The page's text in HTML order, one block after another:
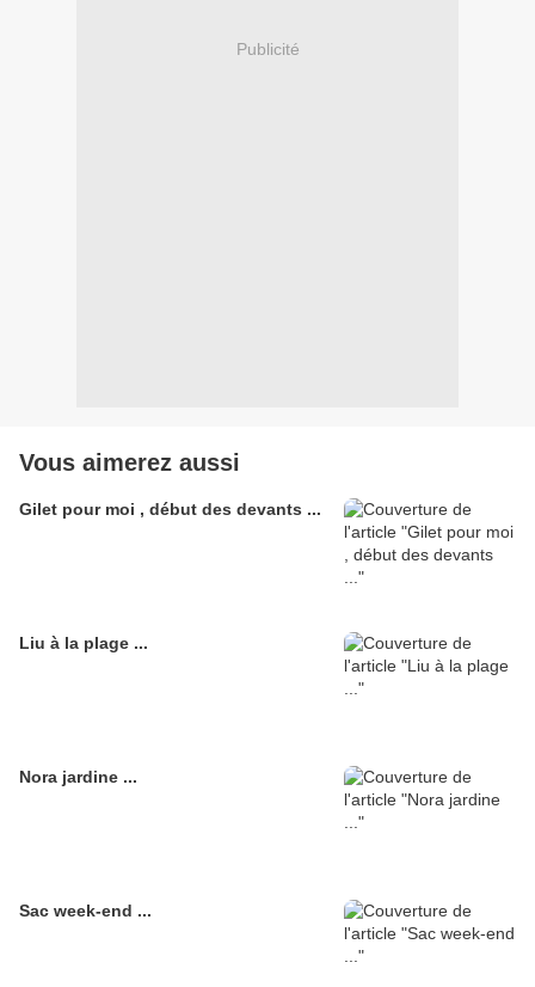
Publicité
Vous aimerez aussi
Gilet pour moi , début des devants ...
Liu à la plage ...
Nora jardine ...
Sac week-end ...